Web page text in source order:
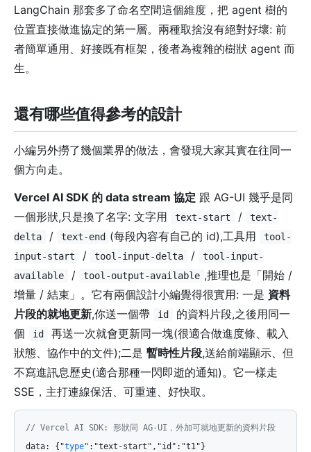
LangChain 那套多了命名空間這個維度，把 agent 樹的
位置直接做進協定的第一層。兩種取捨沒有絕對好壞: 前
者簡單通用、好接既有框架，後者為複雜的樹狀 agent 而
生。
還有哪些值得參考的設計
小編另外撈了幾個業界的做法，會發現大家其實在往同一
個方向走。
Vercel AI SDK 的 data stream 協定 跟 AG-UI 幾乎是同
一個形狀,只是換了名字: 文字用
text-start /
text-
delta
/ text-end (每段內容有自己的 id),工具用
tool-
input-start
/ tool-input-delta /
tool-input-
available
/ tool-output-available ,推理也是「開始 /
增量 / 結束」。它有兩個設計小編覺得很實用: 一是 資料
片段的就地更新,你送一個帶 id
的資料片段,之後用同一
個
id
再送一次就會更新同一塊(很適合做進度條、載入
狀態、協作中的文件);二是 暫時性片段,送給前端顯示、但
不寫進訊息歷史(適合那種一閃即逝的通知)。它一樣走
SSE，主打連線保活、可重連、好快取。
// Vercel AI SDK: 形狀同 AG-UI，外加可就地更新的資料片段
data: {"type":"text-start","id":"t1"}